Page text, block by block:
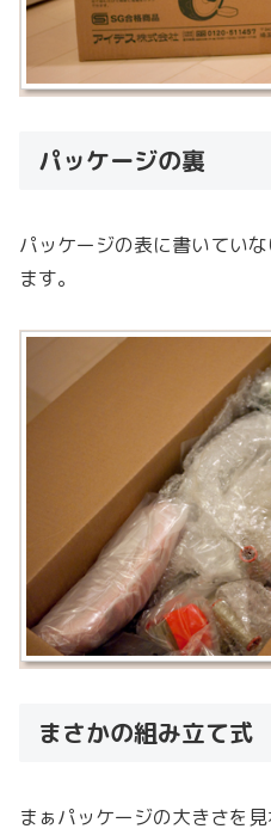
パッケージの裏
パッケージの表に書いてい
ます。
まさかの組み立て式
まぁパッケージの大きさを